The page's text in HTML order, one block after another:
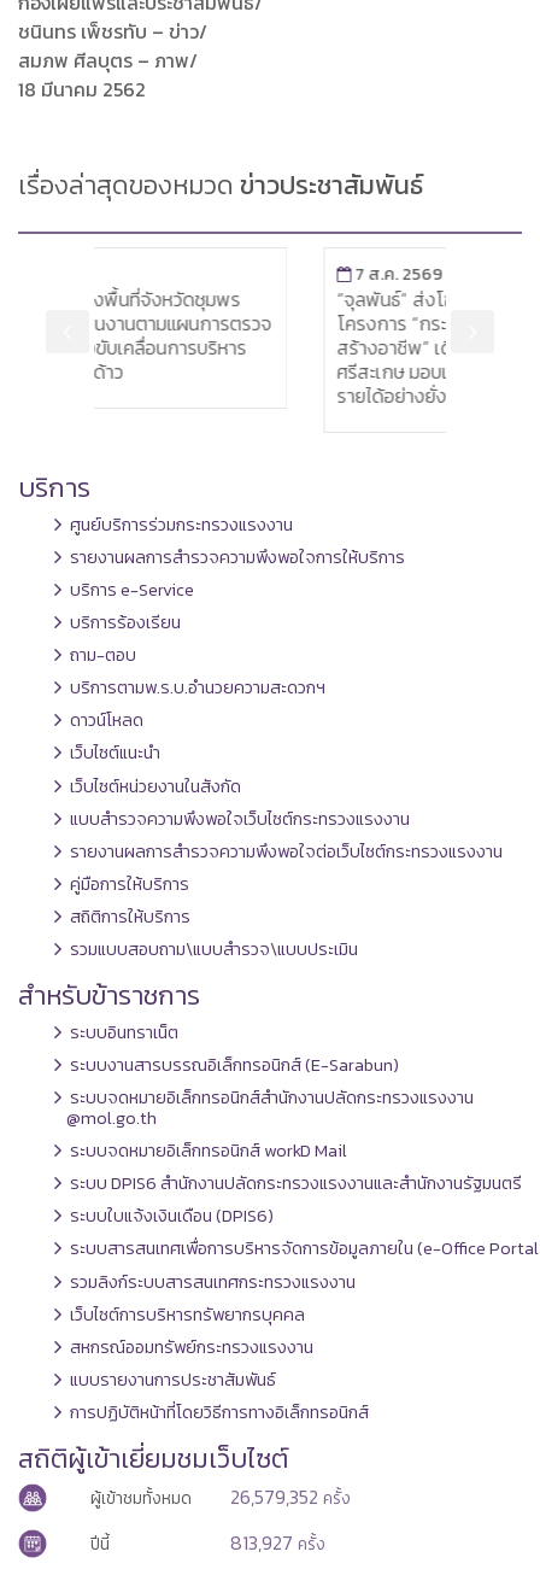
ชนินทร เพ็ชรทับ – ข่าว/
สมภพ ศีลบุตร – ภาพ/
18 มีนาคม 2562
เรื่องล่าสุดของหมวด ข่าวประชาสัมพันธ์
“จุลพันธ์” ส่งโฆษก “พิพัฒน์ชัย” เปิด
โครงการ “กระทรวงแรงงานสร้างโอกาส
สร้างอาชีพ” เดินหน้าพัฒนาแรงงาน
ศรีสะเกษ มอบเครื่องมือทำมาหากิน สร้าง
บริการ
ศูนย์บริการร่วมกระทรวงแรงงาน
รายงานผลการสำรวจความพึงพอใจการให้บริการ
บริการ e-Service
บริการร้องเรียน
ถาม-ตอบ
บริการตามพ.ร.บ.อำนวยความสะดวกฯ
ดาวน์โหลด
เว็บไซต์แนะนำ
เว็บไซต์หน่วยงานในสังกัด
แบบสำรวจความพึงพอใจเว็บไซต์กระทรวงแรงงาน
รายงานผลการสำรวจความพึงพอใจต่อเว็บไซต์กระทรวงแรงงาน
คู่มือการให้บริการ
สถิติการให้บริการ
รวมแบบสอบถาม\แบบสำรวจ\แบบประเมิน
สำหรับข้าราชการ
ระบบอินทราเน็ต
ระบบงานสารบรรณอิเล็กทรอนิกส์ (E-Sarabun)
ระบบจดหมายอิเล็กทรอนิกส์สำนักงานปลัดกระทรวงแรงงาน
@mol.go.th
ระบบจดหมายอิเล็กทรอนิกส์ workD Mail
ระบบ DPIS6 สำนักงานปลัดกระทรวงแรงงานและสำนักงานรัฐมนตรี
ระบบใบแจ้งเงินเดือน (DPIS6)
ระบบสารสนเทศเพื่อการบริหารจัดการข้อมูลภายใน (e-Office
รวมลิงก์ระบบสารสนเทศกระทรวงแรงงาน
เว็บไซต์การบริหารทรัพยากรบุคคล
สหกรณ์ออมทรัพย์กระทรวงแรงงาน
แบบรายงานการประชาสัมพันธ์
การปฏิบัติหน้าที่โดยวิธีการทางอิเล็กทรอนิกส์
สถิติผู้เข้าเยี่ยมชมเว็บไซต์
ผู้เข้าชมทั้งหมด 26,579,352 ครั้ง
ปีนี้
813,927 ครั้ง